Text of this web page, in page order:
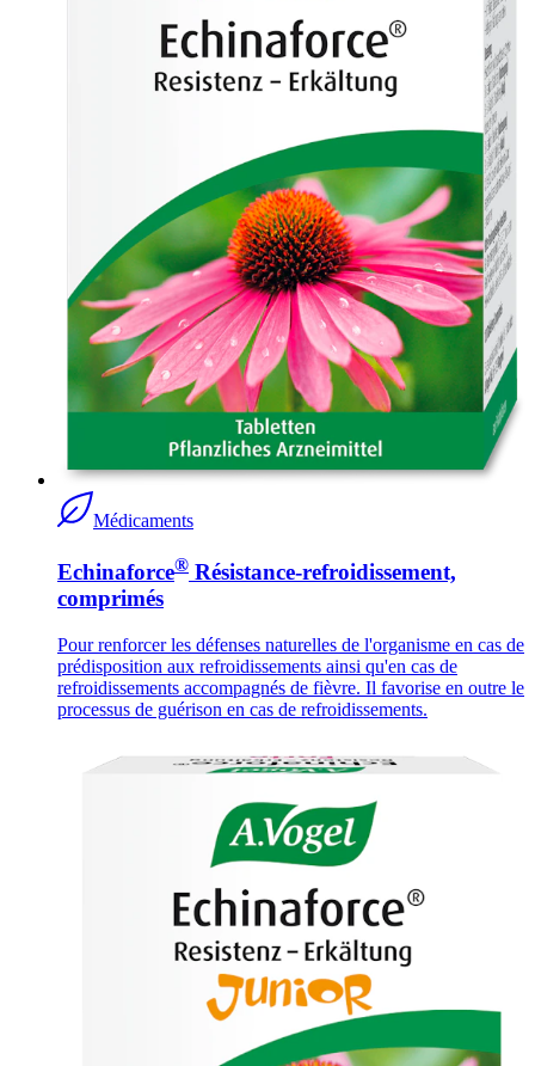
Médicaments
Echinaforce® Résistance-refroidissement,
comprimés
Pour renforcer les défenses naturelles de l'organisme en cas de
prédisposition aux refroidissements ainsi qu'en cas de
refroidissements accompagnés de fièvre. Il favorise en outre le
processus de guérison en cas de refroidissements.